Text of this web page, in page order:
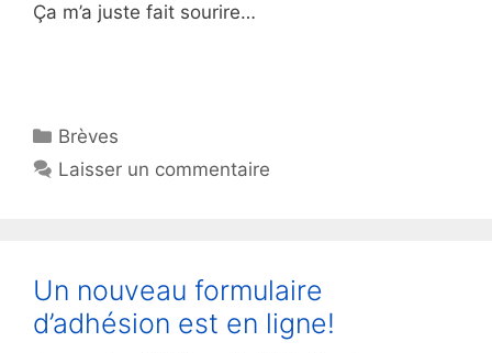
Ça m’a juste fait sourire…
Catégories
Brèves
Laisser un commentaire
Un nouveau formulaire
d’adhésion est en ligne!